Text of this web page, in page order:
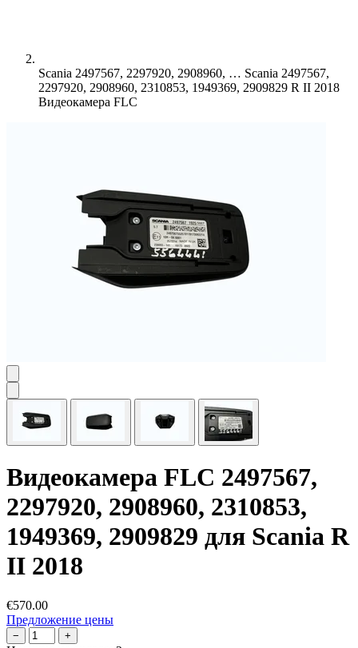
Scania 2497567, 2297920, 2908960, … Scania 2497567,
2297920, 2908960, 2310853, 1949369, 2909829 R II 2018
Видеокамера FLC
Видеокамера FLC 2497567,
2297920, 2908960, 2310853,
1949369, 2909829 для Scania R
II 2018
€570.00
Предложение цены
− +